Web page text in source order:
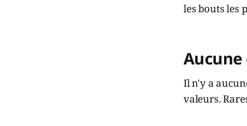
les bouts les
Il n'y a
valeurs.